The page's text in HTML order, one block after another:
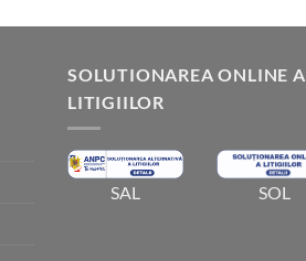
SOLUTIONAREA ONLINE A
LITIGIILOR
SAL SOL